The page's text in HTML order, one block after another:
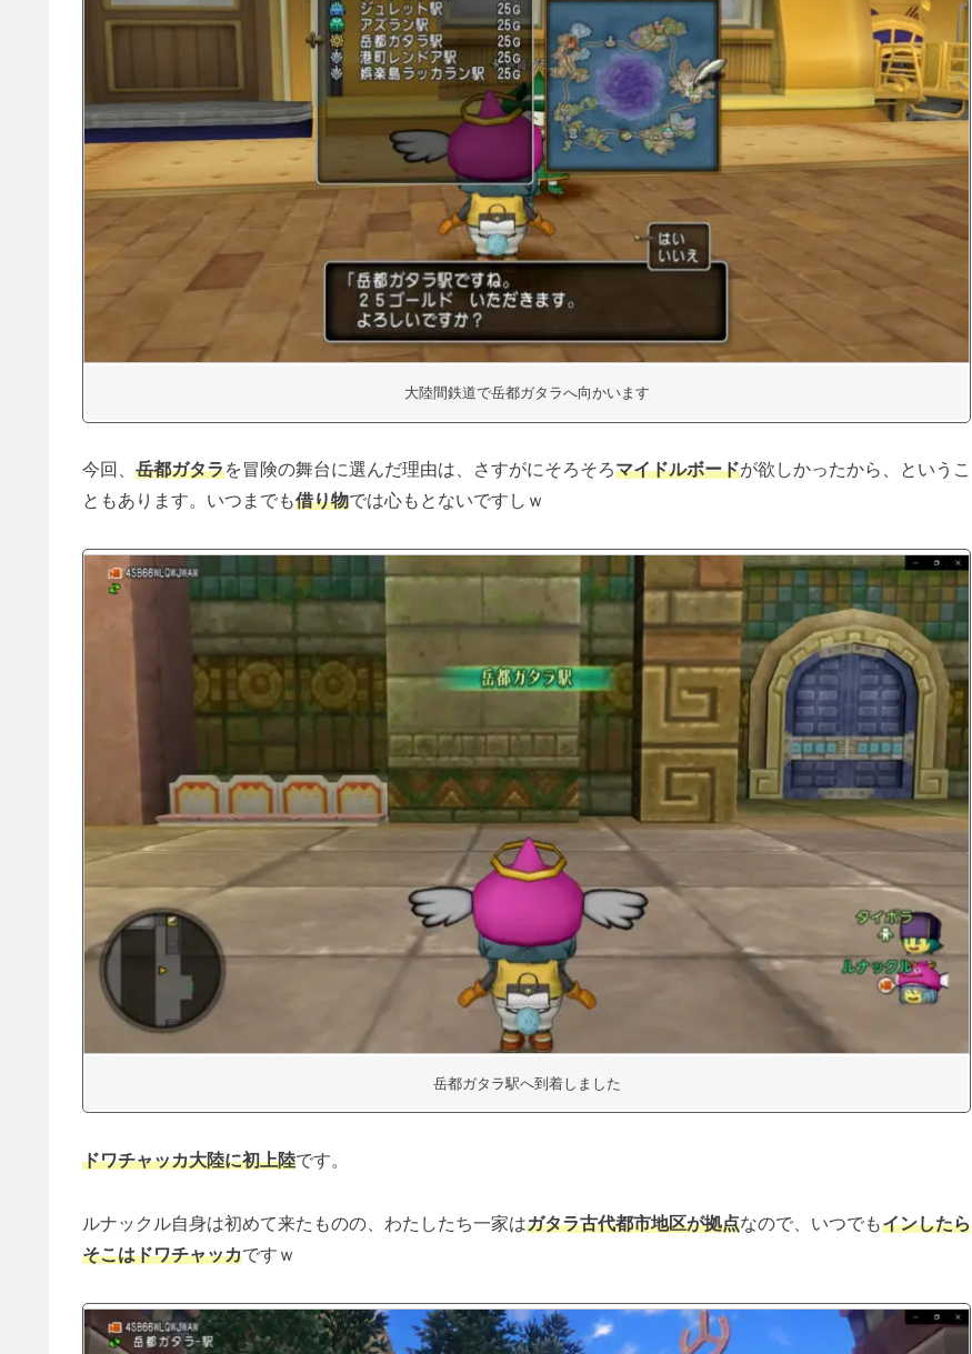
大陸間鉄道で岳都ガタラへ向かいます
今回、 岳都ガタラを冒険の舞台に選んだ理由は、さすがにそろそろマイドルボードが欲しかったから、というこ
ともあります。いつまでも借り物では心もとないですしｗ
岳都ガタラ駅へ到着しました
ドワチャッカ大陸に初上陸です。
ルナックル自身は初めて来たものの、わたしたち一家はガタラ古代都市地区が拠点なので、いつでもインしたら
そこはドワチャッカですｗ